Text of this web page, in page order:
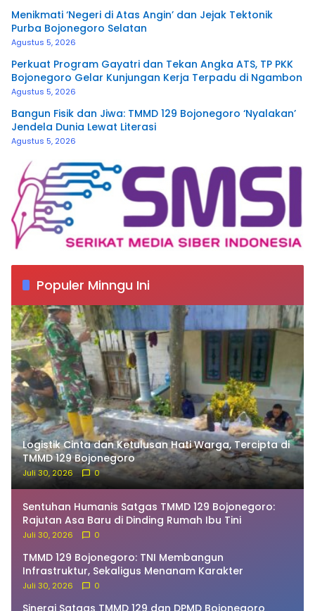
Menikmati ‘Negeri di Atas Angin’ dan Jejak Tektonik
Purba Bojonegoro Selatan
Agustus 5, 2026
Perkuat Program Gayatri dan Tekan Angka ATS, TP PKK
Bojonegoro Gelar Kunjungan Kerja Terpadu di Ngambon
Agustus 5, 2026
Bangun Fisik dan Jiwa: TMMD 129 Bojonegoro ‘Nyalakan’
Jendela Dunia Lewat Literasi
Agustus 5, 2026
Populer Minngu Ini
Logistik Cinta dan Ketulusan Hati Warga, Tercipta di
TMMD 129 Bojonegoro
Juli 30, 2026 0
Sentuhan Humanis Satgas TMMD 129 Bojonegoro:
Rajutan Asa Baru di Dinding Rumah Ibu Tini
Juli 30, 2026 0
TMMD 129 Bojonegoro: TNI Membangun
Infrastruktur, Sekaligus Menanam Karakter
Juli 30, 2026 0